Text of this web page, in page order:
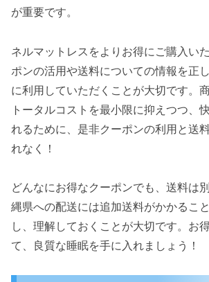
が重要です。
ネルマットレスをよりお得にご購入い
ポンの活用や送料についての情報を正
に利用していただくことが大切です。
トータルコストを最小限に抑えつつ、
れるために、是非クーポンの利用と送
れなく！
どんなにお得なクーポンでも、送料は
縄県への配送には追加送料がかかるこ
し、理解しておくことが大切です。お
て、良質な睡眠を手に入れましょう！